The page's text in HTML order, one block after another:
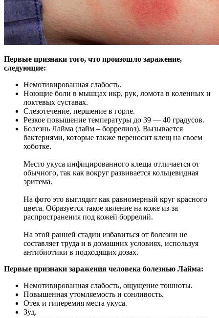
Первые признаки того, что произошло заражение,
следующие:
Немотивированная слабость.
Ноющие боли в мышцах икр, рук, ломота в коленных и
локтевых суставах.
Слезотечение, першение в горле.
Резкое повышение температуры до 39 — 40 градусов.
Болезнь Лайма (лайм – боррелиоз). Вызывается
бактериями, которые также переносит клещ на своем
хоботке.
Место укуса инфицированного клеща отличается от
обычного, так как вокруг развивается кольцевидная
эритема.
На фото это выглядит как равномерный круг красного
цвета. Образуется такое явление на коже из-за
распространения под кожей боррелий.
На этой ранней стадии избавиться от болезни не
составляет труда и в домашних условиях, используя
антибиотики в подходящих дозах.
Первые признаки заражения человека болезнью Лайма:
Немотивированная слабость, ощущение тошноты.
Повышенная утомляемость и сонливость.
Отек и гиперемия места укуса.
Зуд.